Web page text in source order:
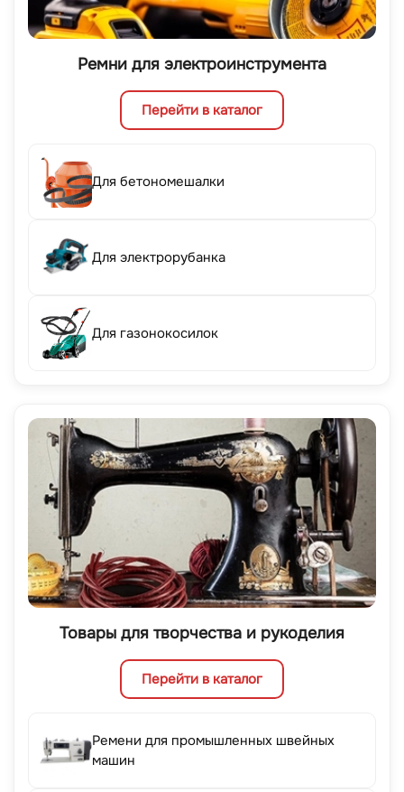
Ремни для электроинструмента
Перейти в каталог
Для бетономешалки
Для электрорубанка
Для газонокосилок
Товары для творчества и рукоделия
Перейти в каталог
Ремени для промышленных швейных
машин